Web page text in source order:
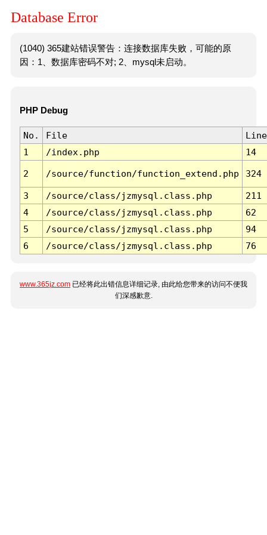
Database Error
(1040) 365建站错误警告：连接数据库失败，可能的原
因：1、数据库密码不对; 2、mysql未启动。
PHP Debug
No. File
Line
1
/index.php 14
2 /source/function/function_extend.php 324
3 /source/class/jzmysql.class.php
211
4
/source/class/jzmysql.class.php
62
5
/source/class/jzmysql.class.php
94
6
/source/class/jzmysql.class.php 76
www.365jz.com 已经将此出错信息详细记录, 由此给您带来的访问不便我
们深感歉意.